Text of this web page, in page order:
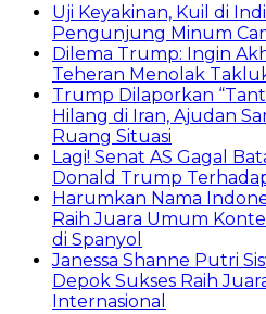
Uji Keyakinan, Kuil di
Pengunjung Minum
Dilema Trump: Ingin
Teheran Menolak
Trump Dilaporkan
Hilang di Iran, Ajudan
Ruang Situasi
Lagi! Senat AS Gagal
Donald Trump
Harumkan Nama
Raih Juara Umum
di Spanyol
Janessa Shanne Putri
Depok Sukses Raih
Internasional